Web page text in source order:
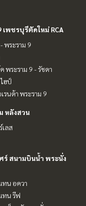
เพชรบุรีตัดใหม่ RCA
พระราม 9
พระราม 9 - รัชดา
ฮป์
รนด้า พระราม 9
หลังสวน
เลส
ร์ สนามบินน้ำ พระนั่ง
ทน อควา
ทน รีฟ